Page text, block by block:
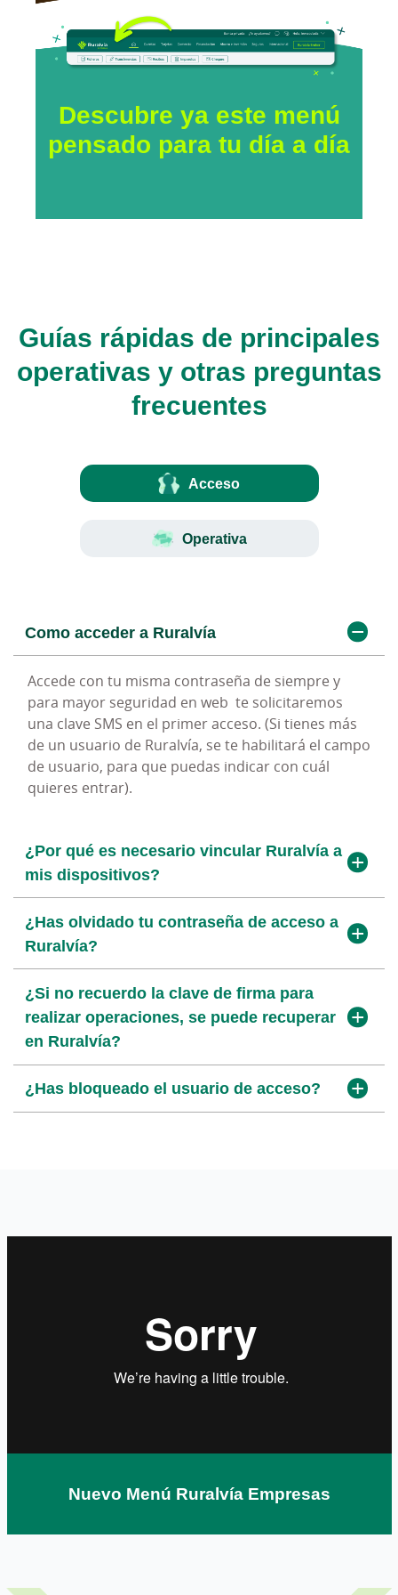
Descubre ya este menú
pensado para tu día a día
Guías rápidas de principales
operativas y otras preguntas
frecuentes
Acceso
Operativa
Como acceder a Ruralvía
Accede con tu misma contraseña de siempre y
para mayor seguridad en web te solicitaremos
una clave SMS en el primer acceso. (Si tienes más
de un usuario de Ruralvía, se te habilitará el campo
de usuario, para que puedas indicar con cuál
quieres entrar).
¿Por qué es necesario vincular Ruralvía a
mis dispositivos?
¿Has olvidado tu contraseña de acceso a
Ruralvía?
¿Si no recuerdo la clave de firma para
realizar operaciones, se puede recuperar
en Ruralvía?
¿Has bloqueado el usuario de acceso?
¿Dónde puedo consultar los últimos
movimientos de mis cuentas?
En la posición global de tus cuentas en las
opciones de la derecha podrás acceder a los
movimientos de tu cuenta. Con los filtros rápidos
podrás encontrar cualquier movimiento de forma
más rápida y cómoda.
¿Necesitas imprimir un extracto?
¿Cómo dar de alta una transferencia
periódica?
¿Cómo puedo firmar un fichero o
transferencia que se ha quedado
pendiente de firma en Ruralvía?
¿Qué necesitas para poder utilizar el
servicio de Ficheros de Ruralvía Y cómo
puedes gestionar ficheros SEPA (N19,
¿Cómo consulto mis recibos
¿Cómo se gestiona el pago de nóminas?
Nuevo Menú Ruralvía Empresas